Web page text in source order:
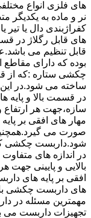
های فلزی انواع
نر و ماده به یکدیگر
کفراژبندی دال یا
های قابل رگلاژ در
بوده که دارای
چکشی ستاره :که از
ساخته می شود.در این
در قسمت بالا و پایه
سازه،جهت هر
مهار های افقی بر
صورت می
شود.داربست چکشی
در اندازه های
بالایی و پایینی جهت
افقی بر پایه های
های داربست چکشی
مهمترین مسئله در
تجهیزات داربست می